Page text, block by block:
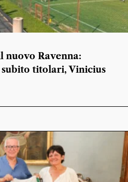
Ravenna:
titolari, Vinicius